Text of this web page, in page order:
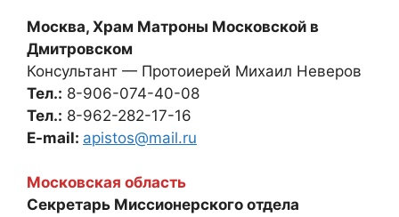
Москва, Храм Матроны Московской в
Дмитровском
Консультант — Протоиерей Михаил Неверов
Тел.: 8-906-074-40-08
Тел.: 8-962-282-17-16
E-mail: apistos@mail.ru
Московская область
Секретарь Миссионерского отдела